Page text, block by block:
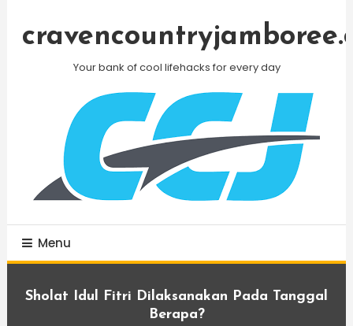
Your bank of cool lifehacks for every day
Menu
Sholat Idul Fitri Dilaksanakan Pada Tanggal
Berapa?